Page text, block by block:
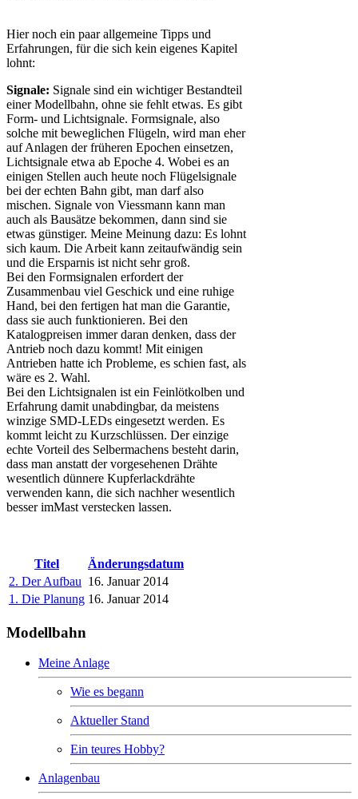
Hier noch ein paar allgemeine Tipps und
Erfahrungen, für die sich kein eigenes Kapitel
lohnt:
Signale: Signale sind ein wichtiger Bestandteil
einer Modellbahn, ohne sie fehlt etwas. Es gibt
Form- und Lichtsignale. Formsignale, also
solche mit beweglichen Flügeln, wird man eher
auf Anlagen der früheren Epochen einsetzen,
Lichtsignale etwa ab Epoche 4. Wobei es an
einigen Stellen auch heute noch Flügelsignale
bei der echten Bahn gibt, man darf also
mischen. Signale von Viessmann kann man
auch als Bausätze bekommen, dann sind sie
etwas günstiger. Meine Meinung dazu: Es lohnt
sich kaum. Die Arbeit kann zeitaufwändig sein
und die Ersparnis ist nicht sehr groß.
Bei den Formsignalen erfordert der
Zusammenbau viel Geschick und eine ruhige
Hand, bei den fertigen hat man die Garantie,
dass sie auch funktionieren. Bei den
Katalogpreisen immer daran denken, dass der
Antrieb noch dazu kommt! Mit einigen
Antrieben hatte ich Probleme, es schien fast, als
wäre es 2. Wahl.
Bei den Lichtsignalen ist ein Feinlötkolben und
Erfahrung damit unabdingbar, da meistens
winzige SMD-LEDs eingesetzt werden. Es
kommt leicht zu Kurzschlüssen. Der einzige
echte Vorteil des Selbermachens besteht darin,
dass man anstatt der vorgesehenen Drähte
wesentlich dünnere Kupferlackdrähte
verwenden kann, die sich nachher wesentlich
besser imMast verstecken lassen.
Titel
Änderungsdatum
2. Der Aufbau 16. Januar 2014
1. Die Planung 16. Januar 2014
Modellbahn
Meine Anlage
Wie es begann
Aktueller Stand
Ein teures Hobby?
Anlagenbau